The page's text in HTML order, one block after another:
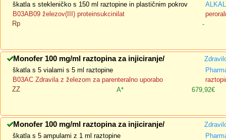
škatla s stekleničko s 150 ml raztopine in plastičnim pokrov
B03AB09 železov(III) proteinsukcinilat
Rp
-
Monofer 100 mg/ml raztopina za injiciranje/
škatla s 5 vialami s 5 ml raztopine
B03AC Zdravila z železom za parenteralno uporabo
ZZ
A* 679,92€
Monofer 100 mg/ml raztopina za injiciranje/
škatla s 5 ampulami z 1 ml raztopine